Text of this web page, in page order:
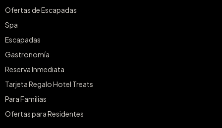
Ofertas de Escapadas
Spa
Escapadas
Gastronomía
Reserva Inmediata
Tarjeta Regalo Hotel Treats
Para Familias
Ofertas para Residentes